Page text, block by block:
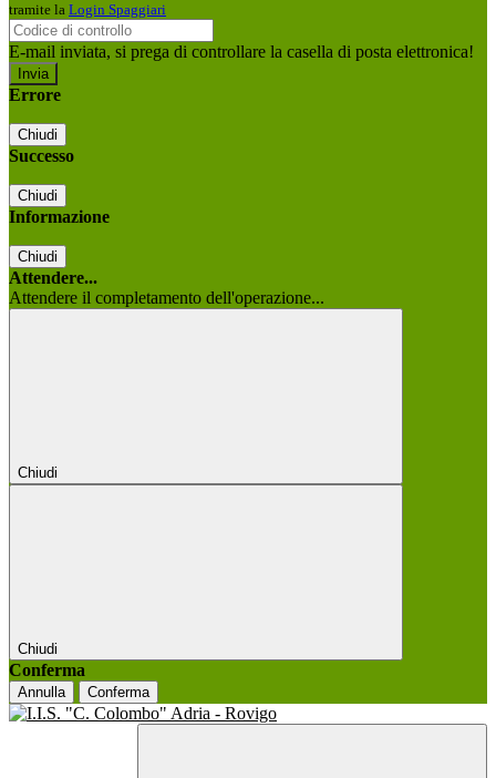
tramite la Login Spaggiari
E-mail inviata, si prega di controllare la casella di posta elettronica!
Errore
Chiudi
Successo
Chiudi
Informazione
Chiudi
Attendere...
Attendere il completamento dell'operazione...
Chiudi
Chiudi
Conferma
Annulla Conferma